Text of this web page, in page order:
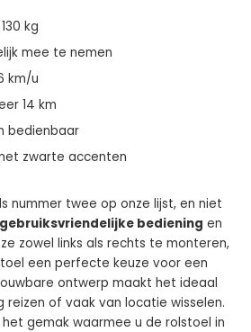
kg
mee te nemen
km/u
14 km
bedienbaar
zwarte accenten
nummer twee op onze lijst, en niet
gebruiksvriendelijke bediening en
zowel links als rechts te monteren,
een perfecte keuze voor een
ontwerp maakt het ideaal
reizen of vaak van locatie wisselen.
gemak waarmee u de rolstoel in